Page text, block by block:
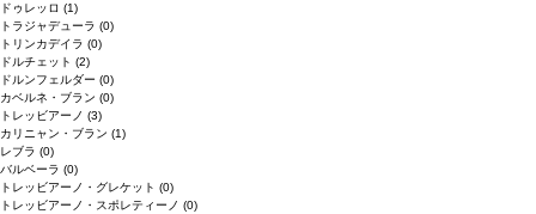
ドゥレッロ (1)
トラジャデューラ (0)
トリンカデイラ (0)
ドルチェット (2)
ドルンフェルダー (0)
カベルネ・ブラン (0)
トレッビアーノ (3)
カリニャン・ブラン (1)
レブラ (0)
バルベーラ (0)
トレッビアーノ・グレケット (0)
トレッビアーノ・スポレティーノ (0)